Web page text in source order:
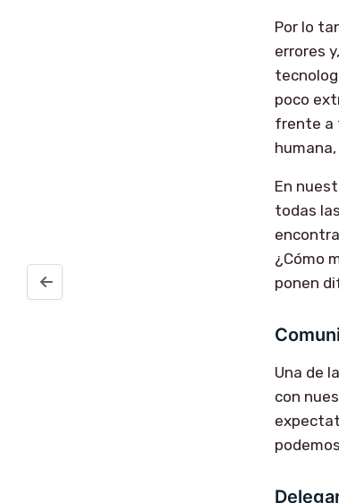
Por lo
errores
poco
frente a
En
todas
¿Cómo
ponen
Una de
con
¿Qué significa el error getaddrinfo EAI_AGAIN